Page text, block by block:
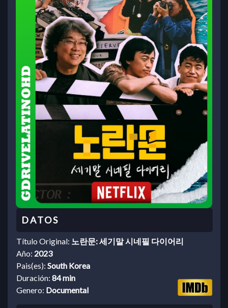
Título Original: 노란문: 세기말 시네필 다이어리
Año: 2023
Pais(es): South Korea
Duración: 84 min
Genero: Documental